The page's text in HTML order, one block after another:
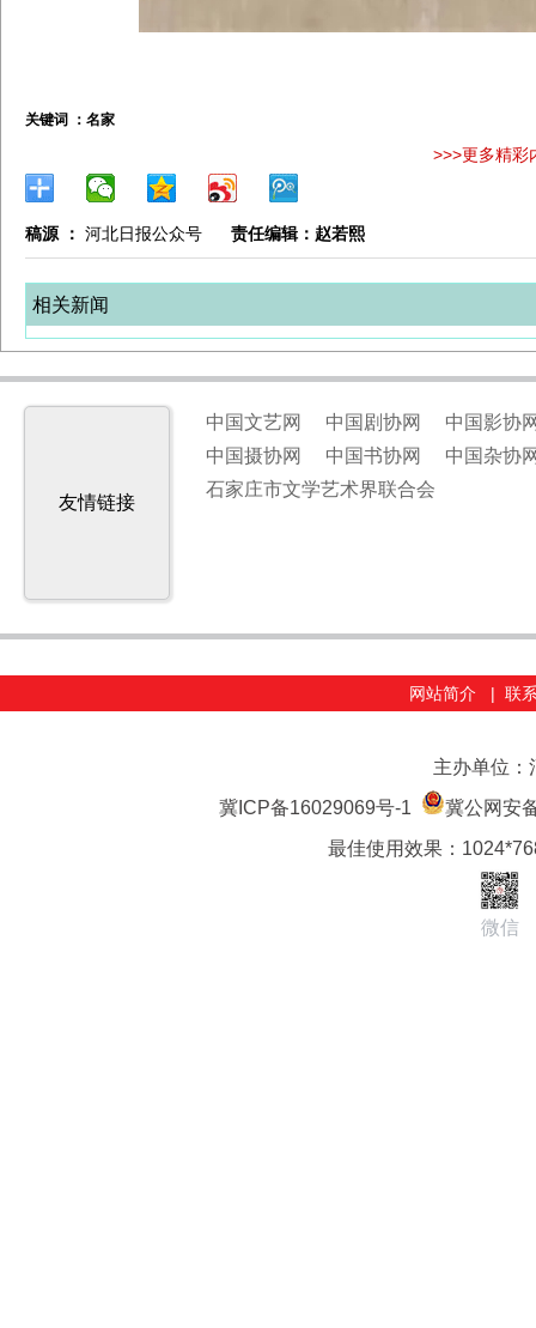
关键词 ： 名家
>>>更多精彩
稿源 ： 河北日报公众号 责任编辑：赵若熙
相关新闻
友情链接
中国文艺网 中国剧协网
中国影协
中国摄协网
中国书协网
中国杂协
石家庄市文学艺术界联合会
网站简介 | 联
主办单位：
冀ICP备16029069号-1
冀公网安
最佳使用效果：
微信